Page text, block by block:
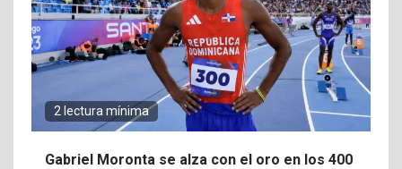
2 lectura mínima
Gabriel Moronta se alza con el oro en los 400